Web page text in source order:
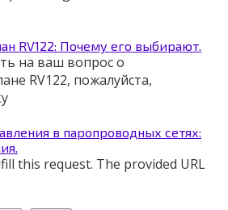
RV122: Почему его выбирают.
на ваш вопрос о
RV122, пожалуйста,
в паропроводных сетях:
this request. The provided URL